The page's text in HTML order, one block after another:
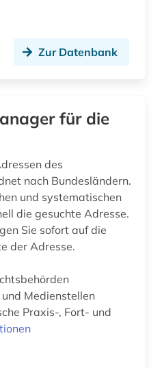
demokratische bildung (2)
deutsches sprachgebiet (1)
Zur Datenbank
für die
des
nach Bundesländern.
und systematischen
die gesuchte Adresse.
Sie sofort auf die
der Adresse.
Medienstellen
Praxis-, Fort- und